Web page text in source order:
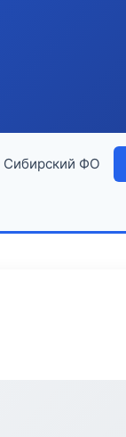
Сибирский ФО